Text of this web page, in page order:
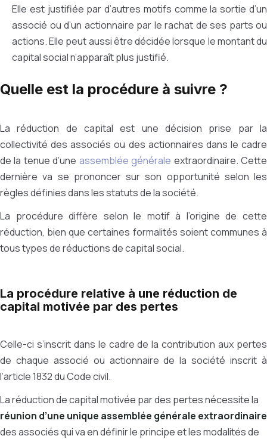
Elle est justifiée par d’autres motifs comme la sortie d’un
associé ou d’un actionnaire par le rachat de ses parts ou
actions. Elle peut aussi être décidée lorsque le montant du
capital social n’apparaît plus justifié.
Quelle est la procédure à suivre ?
La réduction de capital est une décision prise par la
collectivité des associés ou des actionnaires dans le cadre
de la tenue d’une assemblée générale extraordinaire. Cette
dernière va se prononcer sur son opportunité selon les
règles définies dans les statuts de la société.
La procédure diffère selon le motif à l’origine de cette
réduction, bien que certaines formalités soient communes à
tous types de réductions de capital social.
La procédure relative à une réduction de
capital motivée par des pertes
Celle-ci s’inscrit dans le cadre de la contribution aux pertes
de chaque associé ou actionnaire de la société inscrit à
l’article 1832 du Code civil.
La réduction de capital motivée par des pertes nécessite la
réunion d’une unique assemblée générale extraordinaire
des associés qui va en définir le principe et les modalités de